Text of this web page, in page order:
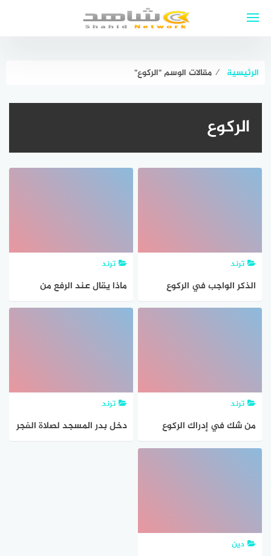
الرئيسية ⁄ مقالات الوسم "الركوع"
الركوع
ترند
الذكر الواجب في الركوع
والسجود في الكتاب والسنة
ترند
ماذا يقال عند الرفع من
الركوع
ترند
من شك في إدراك الركوع
ترند
دخل بدر المسجد لصلاة الفجر
دين